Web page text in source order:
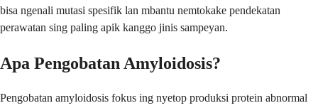
bisa ngenali mutasi spesifik lan mbantu nemtokake pendekatan
perawatan sing paling apik kanggo jinis sampeyan.
Apa Pengobatan Amyloidosis?
Pengobatan amyloidosis fokus ing nyetop produksi protein abnormal